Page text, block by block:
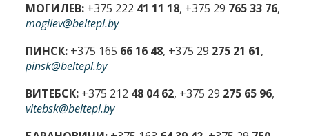
МОГИЛЕВ: +375 222 41 11 18, +375 29 765 33 76,
mogilev@beltepl.by
ПИНСК: +375 165 66 16 48, +375 29 275 21 61,
pinsk@beltepl.by
ВИТЕБСК: +375 212 48 04 62, +375 29 275 65 96,
vitebsk@beltepl.by